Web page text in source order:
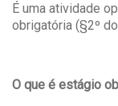
É uma atividade
obrigatória (§2º
O que é estágio